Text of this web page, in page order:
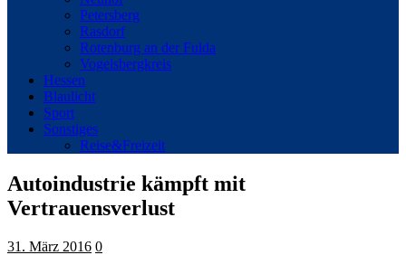
Petersberg
Rasdorf
Rotenburg an der Fulda
Vogelsbergkreis
Hessen
Blaulicht
Sport
Sonstiges
Reise&Freizeit
Autoindustrie kämpft mit
Vertrauensverlust
31. März 2016 0